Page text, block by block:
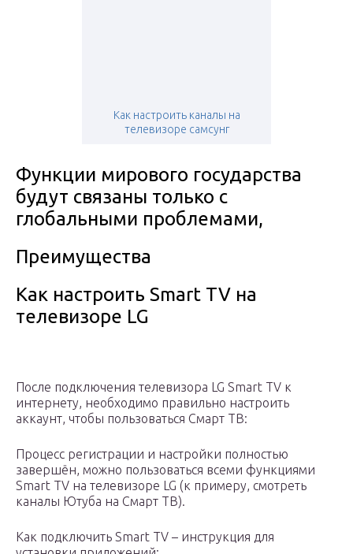
Как настроить каналы на
телевизоре самсунг
Функции мирового государства
будут связаны только с
глобальными проблемами,
Преимущества
Как настроить Smart TV на
телевизоре LG
После подключения телевизора LG Smart TV к
интернету, необходимо правильно настроить
аккаунт, чтобы пользоваться Смарт ТВ:
Процесс регистрации и настройки полностью
завершён, можно пользоваться всеми функциями
Smart TV на телевизоре LG (к примеру, смотреть
каналы Ютуба на Смарт ТВ).
Как подключить Smart TV – инструкция для